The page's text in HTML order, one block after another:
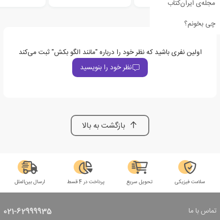
مجله‌ی ایران‌کتاب
چی بخونم؟
اولین نفری باشید که نظر خود را درباره "مانند الگو بکش" ثبت می‌کند
نظر خود را بنویسید
بازگشت به بالا
سلامت فیزیکی تحویل سریع پرداخت در 4 قسط ارسال بین‌الملل
تماس با ما 021-62999935